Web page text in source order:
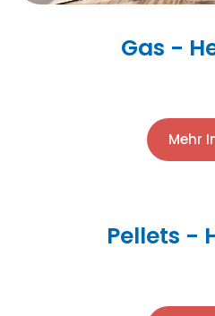
Gas -
Mehr
Pellets -